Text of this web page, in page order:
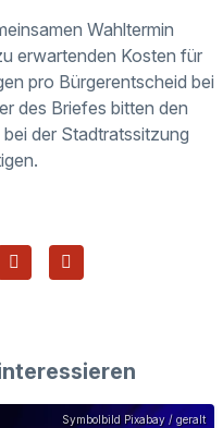
Wahltermin
erwartenden Kosten für
pro Bürgerentscheid bei
des Briefes bitten den
der Stadtratssitzung
Symbolbild Pixabay / geralt